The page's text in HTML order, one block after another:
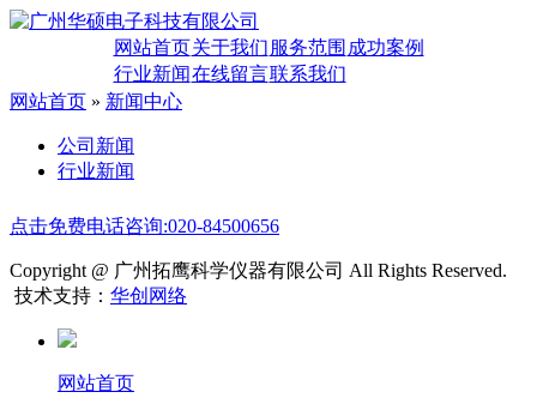
网站首页关于我们 服务范围 成功案例
行业新闻在线留言联系我们
网站首页 » 新闻中心
公司新闻
行业新闻
点击免费电话咨询:020-84500656
Copyright @ 广州拓鹰科学仪器有限公司 All Rights Reserved.
技术支持： 华创网络
网站首页